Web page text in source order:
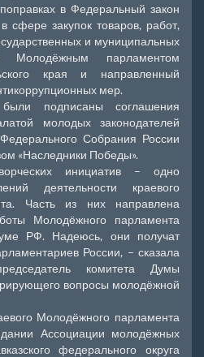
в Федеральный закон
сфере закупок товаров, работ,
и муниципальных
Молодёжным парламентом
края и направленный
мер.
подписаны соглашения
молодых законодателей
Собрания России
«Наследники Победы».
инициатив – одно
деятельности краевого
Часть из них направлена
Молодёжного парламента
РФ. Надеюсь, они получат
России, – сказала
комитета Думы
вопросы молодёжной
Молодёжного парламента
Ассоциации молодёжных
федерального округа